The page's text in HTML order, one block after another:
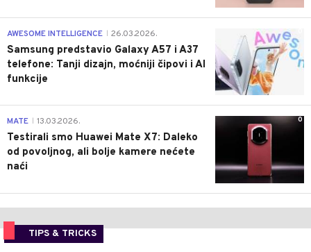
AWESOME INTELLIGENCE 26.03.2026.
Samsung predstavio Galaxy A57 i A37
telefone: Tanji dizajn, moćniji čipovi i AI
funkcije
0
MATE 13.03.2026.
Testirali smo Huawei Mate X7: Daleko
od povoljnog, ali bolje kamere nećete
naći
TIPS & TRICKS